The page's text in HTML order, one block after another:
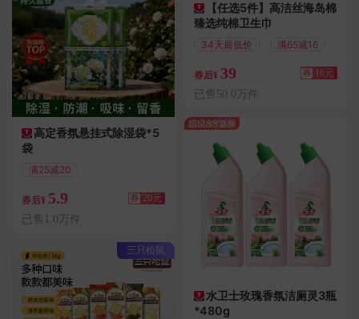
高定香氛悬挂式除湿袋*5
袋
满25减20
券后¥ 5.9 券 20元
已售1.0万件
三只松鼠
【任选5件】高洁丝海岛棉
臻选纯棉卫生巾
34天最低价 满65减16
券后¥ 39 券 16元
已售50.0万件
水卫士玫瑰香氛洁厕灵3瓶
*480g